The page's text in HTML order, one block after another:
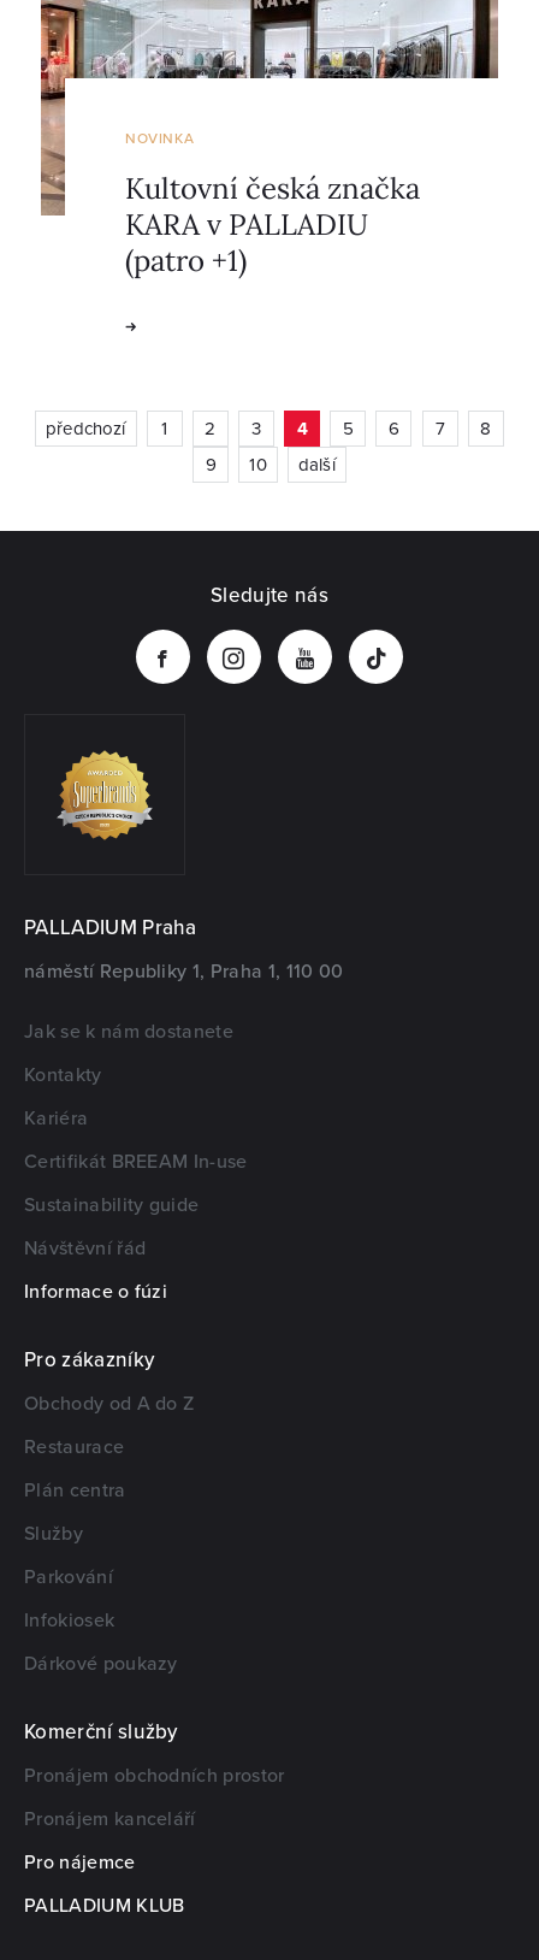
NOVINKA
Kultovní česká značka
KARA v PALLADIU
(patro +1)
předchozí 1 2 3 4 5 6 7
8
9
10 další
PALLADIUM Praha
náměstí Republiky 1, Praha 1, 110 00
Jak se k nám dostanete
Kontakty
Kariéra
Certifikát BREEAM In-use
Sustainability guide
Návštěvní řád
Informace o fúzi
Pro zákazníky
Obchody od A do Z
Restaurace
Plán centra
Služby
Parkování
Infokiosek
Dárkové poukazy
Komerční služby
Pronájem obchodních prostor
Pronájem kanceláří
Pro nájemce
PALLADIUM KLUB
Sledujte nás